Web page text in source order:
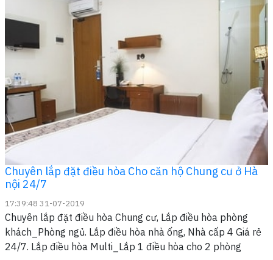
Chuyên lắp đặt điều hòa Cho căn hộ Chung cư ở Hà
nội 24/7
17:39:48 31-07-2019
Chuyên lắp đặt điều hòa Chung cư, Lắp điều hòa phòng
khách_Phòng ngủ. Lắp điều hòa nhà ống, Nhà cấp 4 Giá rẻ
24/7. Lắp điều hòa Multi_Lắp 1 điều hòa cho 2 phòng